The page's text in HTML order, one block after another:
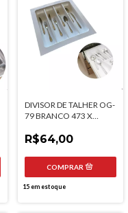
DIVISOR DE TALHER OG-
79 BRANCO 473 X
R$64,00
15em estoque